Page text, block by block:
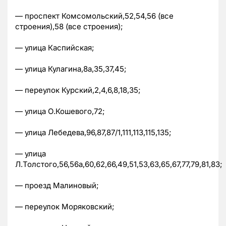
— проспект Комсомольский,52,54,56 (все
строения),58 (все строения);
— улица Каспийская;
— улица Кулагина,8а,35,37,45;
— переулок Курский,2,4,6,8,18,35;
— улица О.Кошевого,72;
— улица Лебедева,96,87,87/1,111,113,115,135;
— улица
Л.Толстого,56,56а,60,62,66,49,51,53,63,65,67,77,79,81,83;
— проезд Малиновый;
— переулок Моряковский;